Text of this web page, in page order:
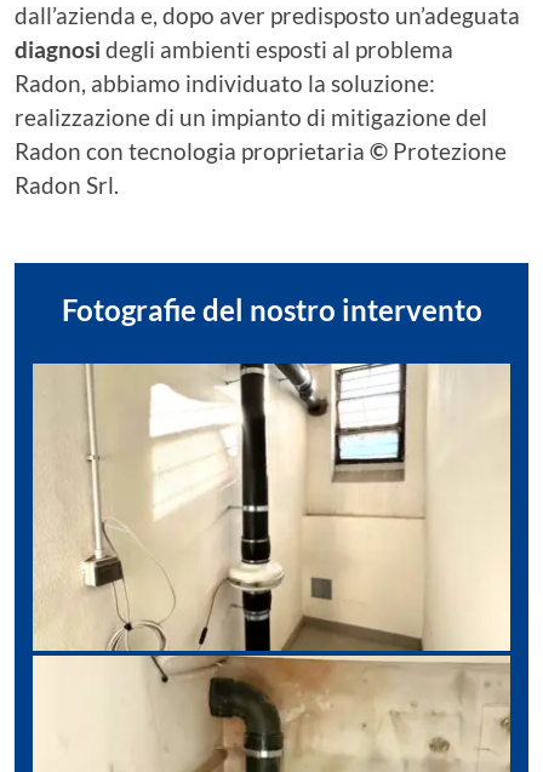
dall’azienda e, dopo aver predisposto un’adeguata
diagnosi degli ambienti esposti al problema
Radon, abbiamo individuato la soluzione:
realizzazione di un impianto di mitigazione del
Radon con tecnologia proprietaria © Protezione
Radon Srl.
Fotografie del nostro intervento